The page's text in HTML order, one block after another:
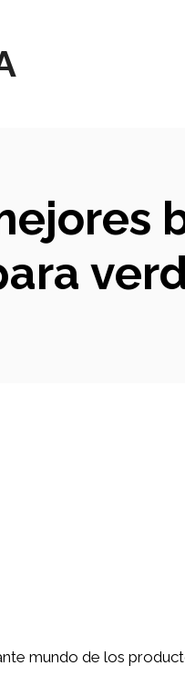
mundo de los